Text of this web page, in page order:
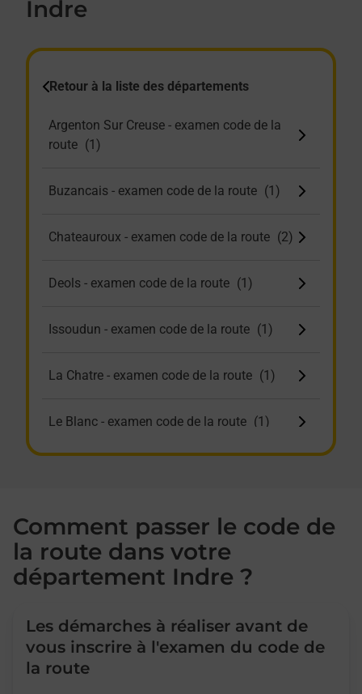
Indre
Retour à la liste des départements
Argenton Sur Creuse - examen code de la
route
Buzancais - examen code de la route
Chateauroux - examen code de la route
Deols - examen code de la route
Issoudun - examen code de la route
La Chatre - examen code de la route
Le Blanc - examen code de la route
Comment passer le code de
la route dans votre
département Indre ?
Les démarches à réaliser avant de
vous inscrire à l'examen du code de
la route